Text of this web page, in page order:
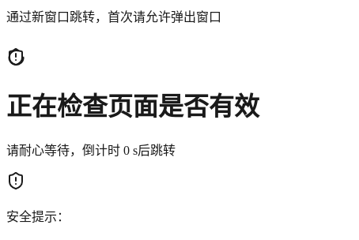
通过新窗口跳转，首次请允许弹出窗口
正在检查页面是否有效
请耐心等待，倒计时 0 s后跳转
安全提示：